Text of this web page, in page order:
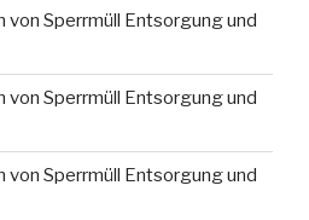
Sperrmüll Entsorgung und
Sperrmüll Entsorgung und
Sperrmüll Entsorgung und